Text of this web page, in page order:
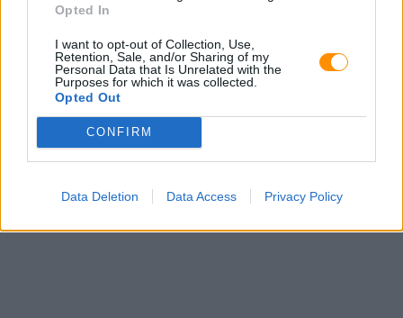
Opted In
I want to opt-out of Collection, Use,
Retention, Sale, and/or Sharing of my
Personal Data that Is Unrelated with the
Purposes for which it was collected.
Opted Out
CONFIRM
Data Deletion Data Access Privacy Policy